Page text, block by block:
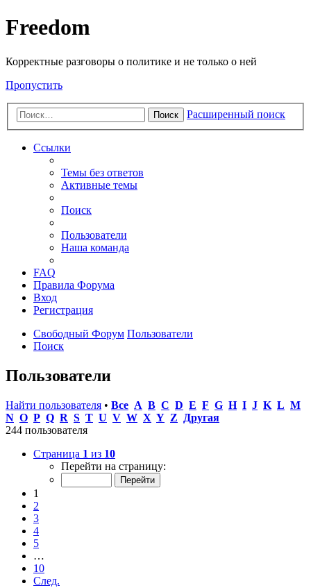
Freedom
Корректные разговоры о политике и не только о ней
Пропустить
Поиск Расширенный поиск
Ссылки
Темы без ответов
Активные темы
Поиск
Пользователи
Наша команда
FAQ
Правила Форума
Вход
Регистрация
Свободный Форум Пользователи
Поиск
Пользователи
Найти пользователя • Все A B C D E F G H I J K L M
N O P Q R S T U V W X Y Z
Другая
244 пользователя
Страница 1 из 10
Перейти на страницу:
1
2
3
4
5
…
10
След.